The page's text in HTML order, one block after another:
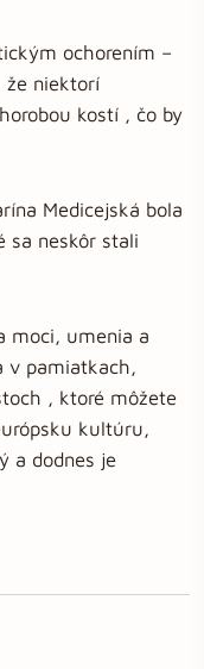
ochorením –
že niektorí
kostí , čo by
Medicejská bola
sa neskôr stali
moci, umenia a
v pamiatkach,
, ktoré môžete
kultúru,
a dodnes je